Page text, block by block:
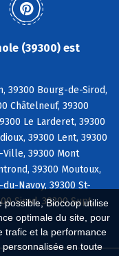
Biocoop utilise
optimale du site, pour
trafic et la performance
en toute
(39300) est
39300 Bourg-de-Sirod,
Châtelneuf, 39300
Le Larderet, 39300
39300 Lent, 39300
Ville, 39300 Mont
39300 Moutoux,
Navoy, 39300 St-
Sirod, 39300 Supt,